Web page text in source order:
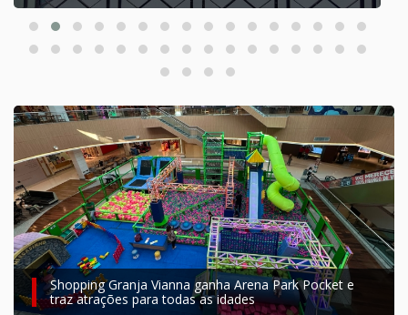
Shopping Granja Vianna ganha Arena Park Pocket e
traz atrações para todas as idades